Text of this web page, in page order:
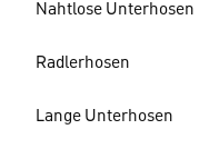
Nahtlose Unterhosen
Radlerhosen
Lange Unterhosen